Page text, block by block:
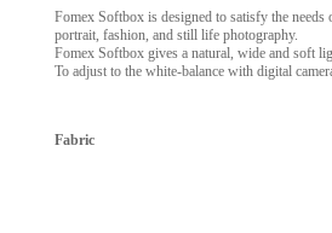
Fomex Softbox is designed to satisfy the
portrait, fashion, and still life photography.
Fomex Softbox gives a natural, wide and soft
To adjust to the white-balance with digital
Fabric